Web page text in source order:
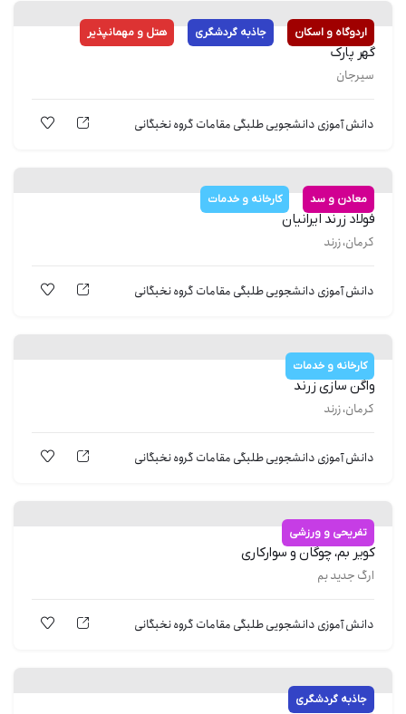
اردوگاه و اسکان جاذبه گردشگری هتل و مهمانپذیر
گهر پارک
سیرجان
دانش آموزیدانشجوییطلبگیمقاماتگروه نخبگانی
معادن و سد کارخانه و خدمات
فولاد زرند ایرانیان
کرمان، زرند
دانش آموزیدانشجوییطلبگیمقاماتگروه نخبگانی
کارخانه و خدمات
واگن سازی زرند
کرمان، زرند
دانش آموزیدانشجوییطلبگیمقاماتگروه نخبگانی
تفریحی و ورزشی
کویر بم، چوگان و سوارکاری
ارگ جدید بم
دانش آموزیدانشجوییطلبگیمقاماتگروه نخبگانی
جاذبه گردشگری